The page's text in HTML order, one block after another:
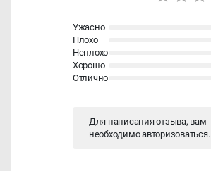
Ужасно
Плохо
Неплохо
Хорошо
Отлично
Для написания отзыва, вам
необходимоавторизоваться.